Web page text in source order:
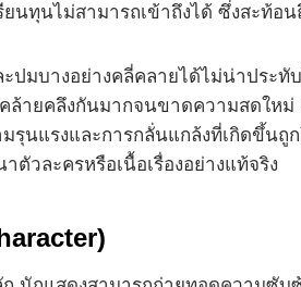
ทุนไม่สามารถเข้าถึงได้ ซึ่งสะท้อน
ปมบางอย่างคลี่คลายได้ไม่น่าประ
ล้ายคลึงกันมากจนขาดความสดใหม่
นแรงและการกลั่นแกล้งที่เกิดขึ้นถู
วละครหรือเนื้อเรื่องอย่างแท้จริง